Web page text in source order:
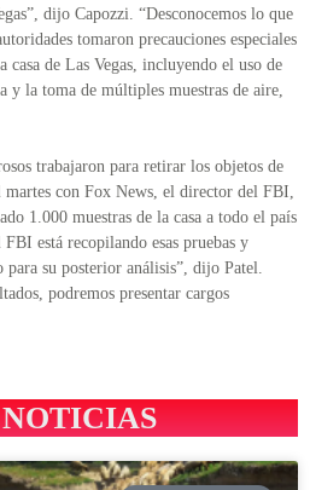
dijo Capozzi. “Desconocemos lo que
tomaron precauciones especiales
de Las Vegas, incluyendo el uso de
la toma de múltiples muestras de aire,
trabajaron para retirar los objetos de
con Fox News, el director del FBI,
1.000 muestras de la casa a todo el país
está recopilando esas pruebas y
su posterior análisis”, dijo Patel.
podremos presentar cargos